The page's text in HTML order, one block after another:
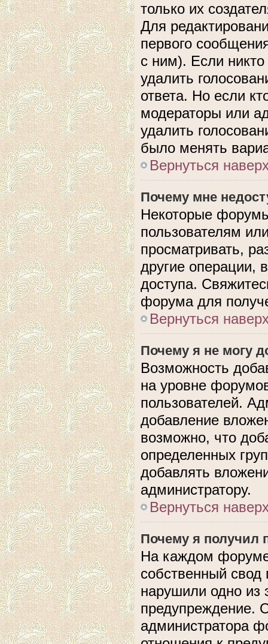
только их
Для
первого
с ним). Если
удалить
ответа. Но если
модераторы или
удалить
было менять
Вернуться
Почему мне
Некоторые
пользователям
просматривать,
другие операции,
доступа.
форума для
Вернуться
Почему я не могу
Возможность
на уровне
пользователей.
добавление
возможно, что
определенных
добавлять
администратору.
Вернуться
Почему я получил
На каждом
собственный
нарушили одно из
предупреждение.
администратора